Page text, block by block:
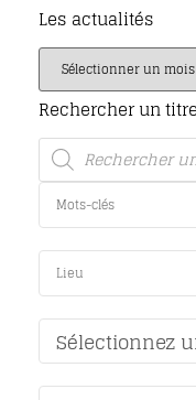
Les actualités
Rechercher un
Sélectionnez